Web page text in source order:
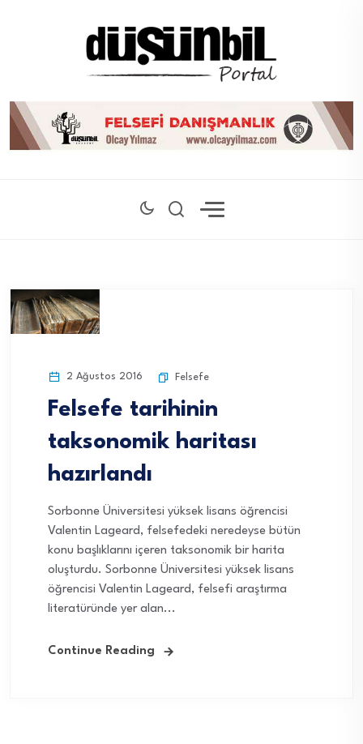
2 Ağustos 2016 Felsefe
Felsefe tarihinin
taksonomik haritası
hazırlandı
Sorbonne Üniversitesi yüksek lisans öğrencisi
Valentin Lageard, felsefedeki neredeyse bütün
konu başlıklarını içeren taksonomik bir harita
oluşturdu. Sorbonne Üniversitesi yüksek lisans
öğrencisi Valentin Lageard, felsefi araştırma
literatüründe yer alan...
Continue Reading